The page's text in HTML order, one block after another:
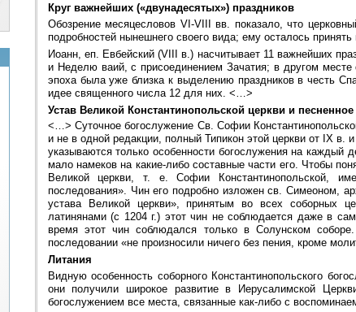
Круг важнейших («двунадесятых») праздников
Обозрение месяцесловов VI-VIII вв. показало, что
подробностей нынешнего своего вида; ему осталось
Иоанн, еп. Евбейский (VIII в.) насчитывает 11 важнейших
и Неделю ваий, с присоединением Зачатия; в другом
эпоха была уже близка к выделению праздников в честь
идее священного числа 12 для них. <…>
Устав Великой Константинопольской церкви и
<…> Суточное богослужение Св. Софии
и не в одной редакции, полный Типикон этой церкви от IX в.
указываются только особенности богослужения на каждый
мало намеков на какие-либо составные части его. Чтобы
Великой церкви, т. е. Софии Константинопольской,
последования». Чин его подробно изложен св. Симеоном,
устава Великой церкви», принятым во всех соборных
латинянами (с 1204 г.) этот чин не соблюдается даже в
время этот чин соблюдался только в Солунском
последовании «не произносили ничего без пения, кроме
Литания
Видную особенность соборного Константинопольского
они получили широкое развитие в Иерусалимской
богослужением все места, связанные как-либо с